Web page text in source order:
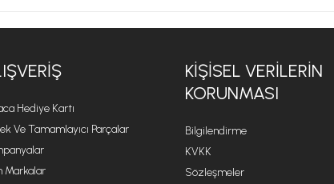
Hediye Kartı
Ve Tamamlayıcı Parçalar
Markalar
KIŞISEL VERILERIN
KORUNMASI
Bilgilendirme
KVKK
Sözleşmeler